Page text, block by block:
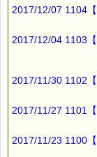
あまり運動しな
スポーツクラブ
コミュニティー
人とのつながり
2017/12/07 1104
2017/12/04 1103
2017/11/30 1102
2017/11/27 1101
2017/11/23 1100